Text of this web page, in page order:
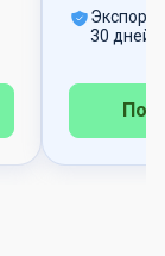
Экспорт
30 дней